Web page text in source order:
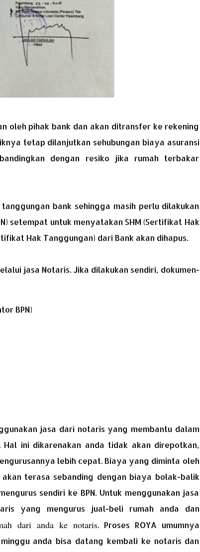
oleh pihak bank dan akan ditransfer ke rekening
tetap dilanjutkan sehubungan biaya asuransi
dengan resiko jika rumah terbakar
bank sehingga masih perlu dilakukan
setempat untuk menyatakan SHM (Sertifikat Hak
Hak Tanggungan) dari Bank akan dihapus.
jasa Notaris. Jika dilakukan sendiri, dokumen-
BPN)
jasa dari notaris yang membantu dalam
ini dikarenakan anda tidak akan direpotkan,
lebih cepat. Biaya yang diminta oleh
terasa sebanding dengan biaya bolak-balik
sendiri ke BPN. Untuk menggunakan jasa
yang mengurus jual-beli rumah anda dan
dari anda ke notaris. Proses ROYA umumnya
anda bisa datang kembali ke notaris dan